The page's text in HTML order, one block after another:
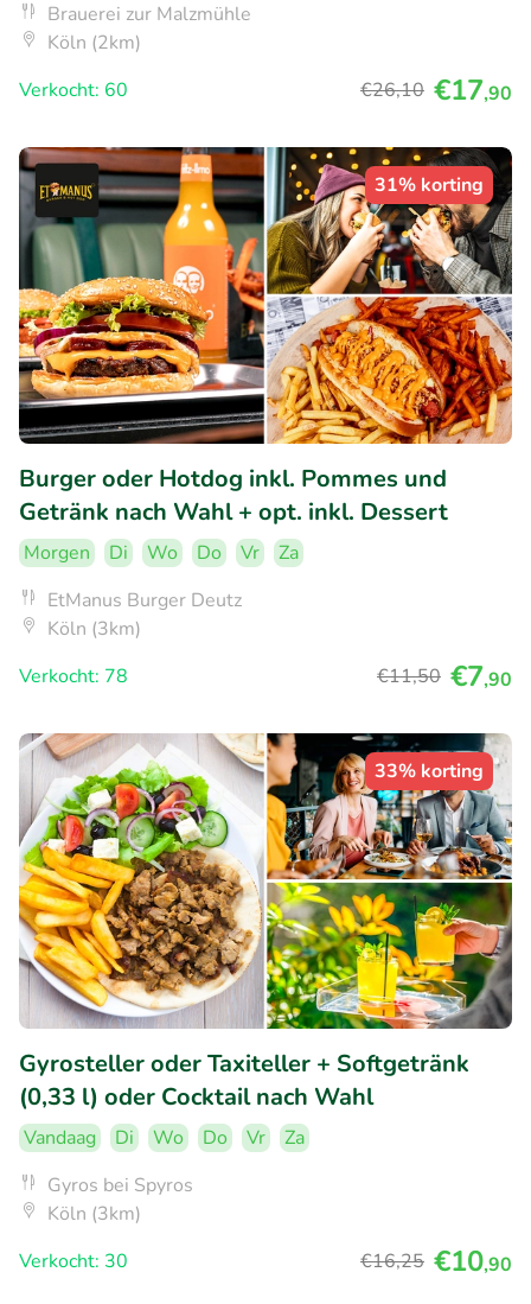
Brauerei zur Malzmühle
Köln (2km)
Verkocht: 60
€26,10 €17,90
31% korting
Burger oder Hotdog inkl. Pommes und
Getränk nach Wahl + opt. inkl. Dessert
Morgen Di Wo Do Vr
Za
EtManus Burger Deutz
Köln (3km)
Verkocht: 78
€11,50 €7,90
33% korting
Gyrosteller oder Taxiteller + Softgetränk
(0,33 l) oder Cocktail nach Wahl
Vandaag Di Wo Do Vr
Za
Gyros bei Spyros
Köln (3km)
Verkocht: 30
€16,25 €10,90